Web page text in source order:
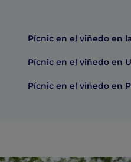
Pícnic en el viñedo en
Pícnic en el viñedo en
Pícnic en el viñedo en